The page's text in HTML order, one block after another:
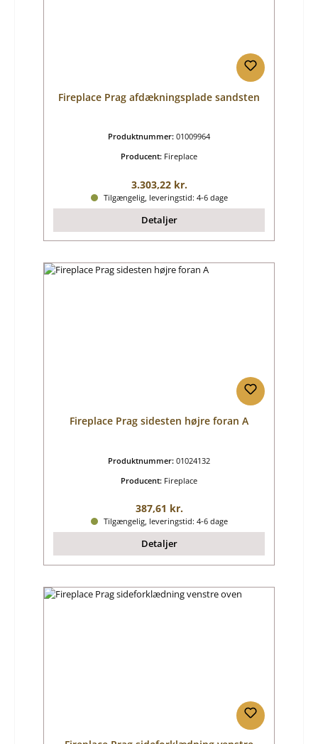
Fireplace Prag afdækningsplade sandsten
Produktnummer: 01009964
Producent: Fireplace
Almindelig pris:
3.303,22 kr.
Tilgængelig, leveringstid: 4-6 dage
Detaljer
Fireplace Prag sidesten højre foran A
Produktnummer: 01024132
Producent: Fireplace
Almindelig pris:
387,61 kr.
Tilgængelig, leveringstid: 4-6 dage
Detaljer